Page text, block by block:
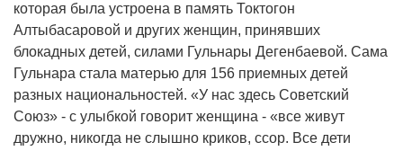
которая была устроена в память Токтогон
Алтыбасаровой и других женщин, принявших
блокадных детей, силами Гульнары Дегенбаевой. Сама
Гульнара стала матерью для 156 приемных детей
разных национальностей. «У нас здесь Советский
Союз» - с улыбкой говорит женщина - «все живут
дружно, никогда не слышно криков, ссор. Все дети